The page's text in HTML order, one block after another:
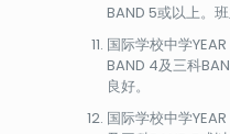
BAND 5或以上。
国际学校中学
BAND 4及三科
良好。
国际学校中学